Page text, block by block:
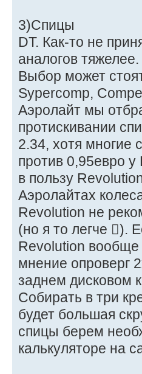
3)Спицы
DT. Как-то не
аналогов тяжелее.
Выбор может
Sypercomp,
Аэролайт мы
протискивании
2.34, хотя многие
против 0,95евро
в пользу
Аэролайтах
Revolution не
(но я то легче ).
Revolution вообще
мнение опроверг
заднем дисковом
Собирать в три
будет большая
спицы берем
калькуляторе на